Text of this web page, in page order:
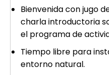
Bienvenida con jugo
charla introductoria
el programa de
Tiempo libre para
entorno natural.